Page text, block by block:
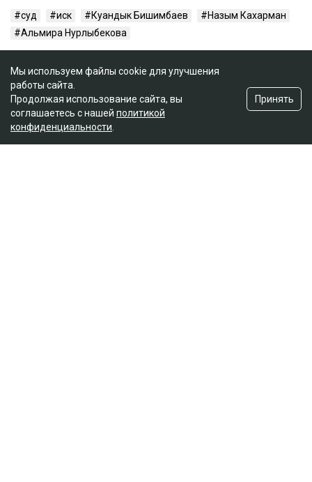
суд иск Куандык Бишимбаев
Назым Кахарман
Альмира Нурлыбекова
Мы используем файлы cookie для улучшения
работы сайта.
Продолжая использование сайта, вы
соглашаетесь с нашей политикой
конфиденциальности
Принять